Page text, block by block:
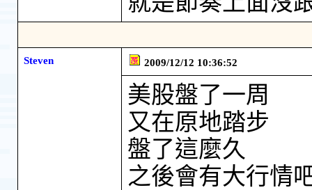
Steven 2009/12/12 10:36:52
美股盤了一周
又在原地踏步
盤了這麼久
之後會有大行情